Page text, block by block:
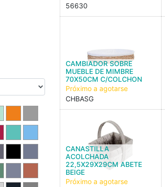
56630
CAMBIADOR SOBRE
MUEBLE DE MIMBRE
70X50CM C/COLCHON
Próximo a agotarse
CHBASG
CANASTILLA
ACOLCHADA
22,5X29X29CM ABETE
BEIGE
Próximo a agotarse